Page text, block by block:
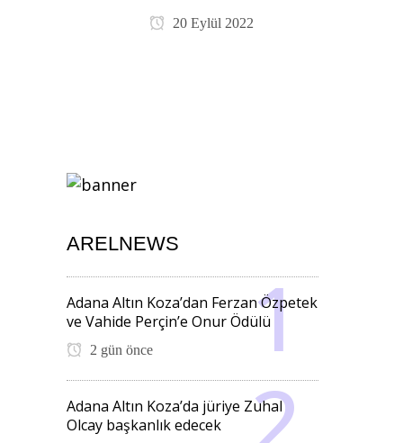
20 Eylül 2022
ARELNEWS
Adana Altın Koza’dan Ferzan Özpetek
ve Vahide Perçin’e Onur Ödülü
2 gün önce
Adana Altın Koza’da jüriye Zuhal
Olcay başkanlık edecek